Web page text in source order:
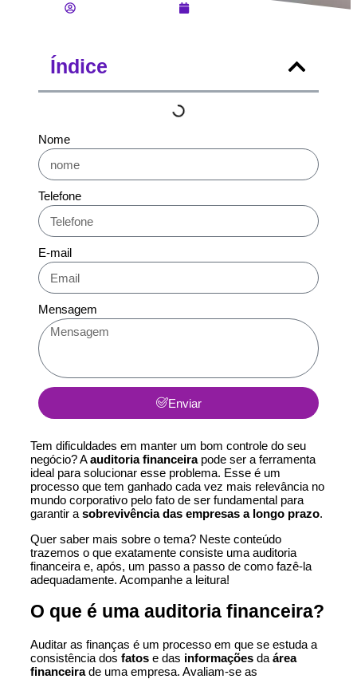
Fevereiro 2, 2026
Tem dificuldades em manter um bom controle do seu
negócio? Aauditoria financeirapode ser a ferramenta
ideal para solucionar esse problema. Esse é um
processo que tem ganhado cada vez mais relevância no
mundo corporativo pelo fato de ser fundamental para
garantir asobrevivência das empresas a longo prazo.
Quer saber mais sobre o tema? Neste conteúdo
trazemos o que exatamente consiste uma auditoria
financeira e, após, um passo a passo de como fazê-la
adequadamente. Acompanhe a leitura!
O que é uma auditoria financeira?
Auditar as finanças é um processo em que se estuda a
consistência dos fatos e das informações da área
financeirade uma empresa. Avaliam-se as
Índice
Nome
Telefone
E-mail
Mensagem
Enviar